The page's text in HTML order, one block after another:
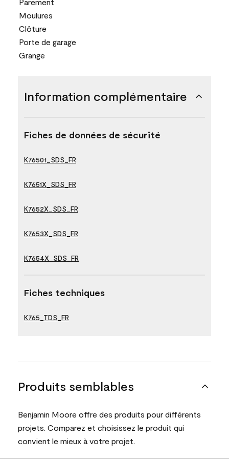
Moulures
Clôture
Porte de garage
Grange
Information complémentaire
Fiches de données de sécurité
K76501_SDS_FR
K7651X_SDS_FR
K7652X_SDS_FR
K7653X_SDS_FR
K7654X_SDS_FR
Fiches techniques
K765_TDS_FR
Produits semblables
Benjamin Moore offre des produits pour différents
projets. Comparez et choisissez le produit qui
convient le mieux à votre projet.